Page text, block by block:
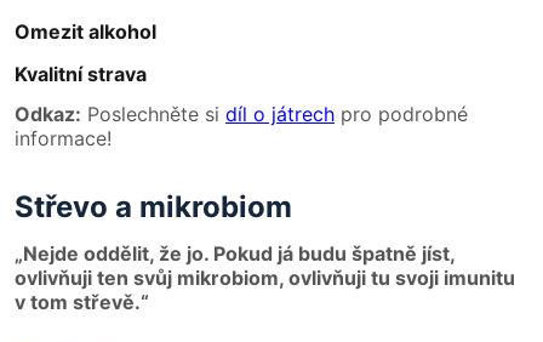
Omezit alkohol
Kvalitní strava
Odkaz: Poslechněte si díl o játrech pro podrobné
informace!
Střevo a mikrobiom
„Nejde oddělit, že jo. Pokud já budu špatně jíst,
ovlivňuji ten svůj mikrobiom, ovlivňuji tu svoji imunitu
v tom střevě.“